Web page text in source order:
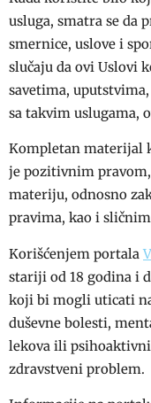
usluga, smatra se da
smernice, uslove i
slučaju da ovi Uslovi
savetima,
sa takvim uslugama,
Kompletan materijal
je pozitivnim
materiju, odnosno
pravima, kao i
Korišćenjem portala
stariji od 18 godina i
koji bi mogli uticati
duševne bolesti,
lekova ili
zdravstveni problem.